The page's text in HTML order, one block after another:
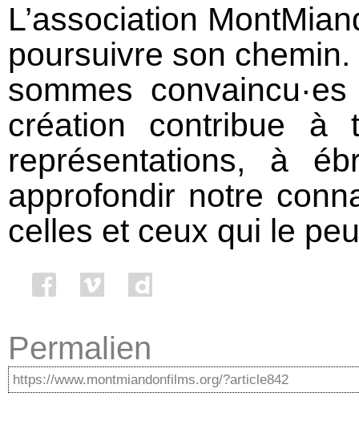
L’association
poursuivre son
sommes
création contribue à
représentations, à
approfondir notre
celles et ceux qui le
Permalien